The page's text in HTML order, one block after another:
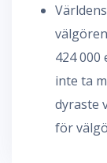
424 000
inte ta
dyraste
för